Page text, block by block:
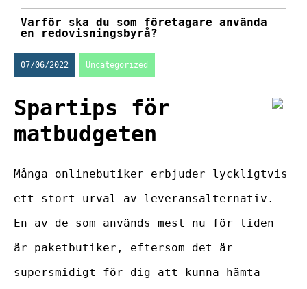
Varför ska du som företagare använda
en redovisningsbyrå?
07/06/2022 Uncategorized
Spartips för
matbudgeten
Många onlinebutiker erbjuder lyckligtvis
ett stort urval av leveransalternativ.
En av de som används mest nu för tiden
är paketbutiker, eftersom det är
supersmidigt för dig att kunna hämta